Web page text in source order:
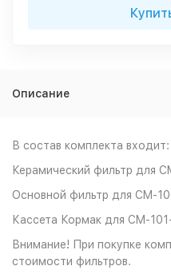
Описание
В состав комплекта входит:
Керамический фильтр для
Основной фильтр для CM-
Кассета Кормак для CM-
Внимание! При покупке
стоимости фильтров.